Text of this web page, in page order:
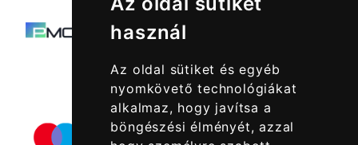
használ
Az oldal sütiket és egyéb
nyomkövető technológiákat
alkalmaz, hogy javítsa a
böngészési élményét, azzal